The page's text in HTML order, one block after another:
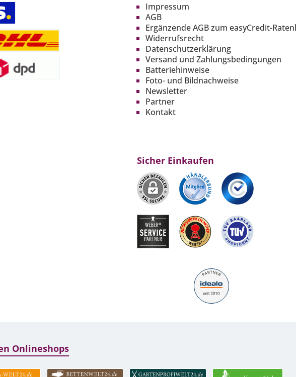
Impressum
AGB
Ergänzende AGB zum easyCredit-
Widerrufsrecht
Datenschutzerklärung
Versand und Zahlungsbedingungen
Batteriehinweise
Foto- und Bildnachweise
Newsletter
Partner
Kontakt
Sicher Einkaufen
Onlineshops